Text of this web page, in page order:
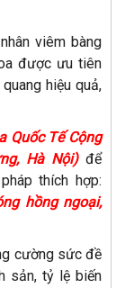
viêm bàng
được ưu tiên
hiệu quả,
Quốc Tế Cộng
Hà Nội) để
thích hợp:
hồng ngoại,
cường sức đề
sản, tỷ lệ biến